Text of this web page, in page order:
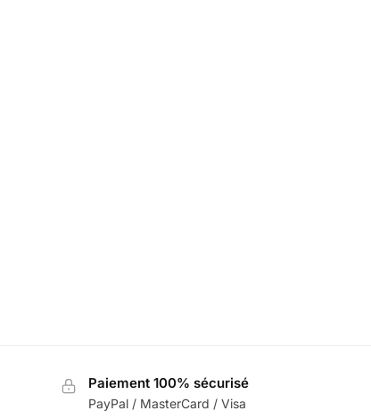
Paiement 100% sécurisé
PayPal / MasterCard / Visa